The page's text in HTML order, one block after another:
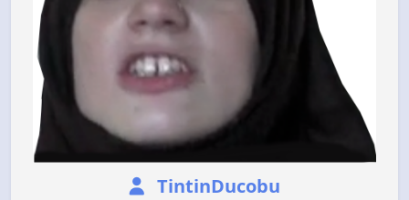
TintinDucobu